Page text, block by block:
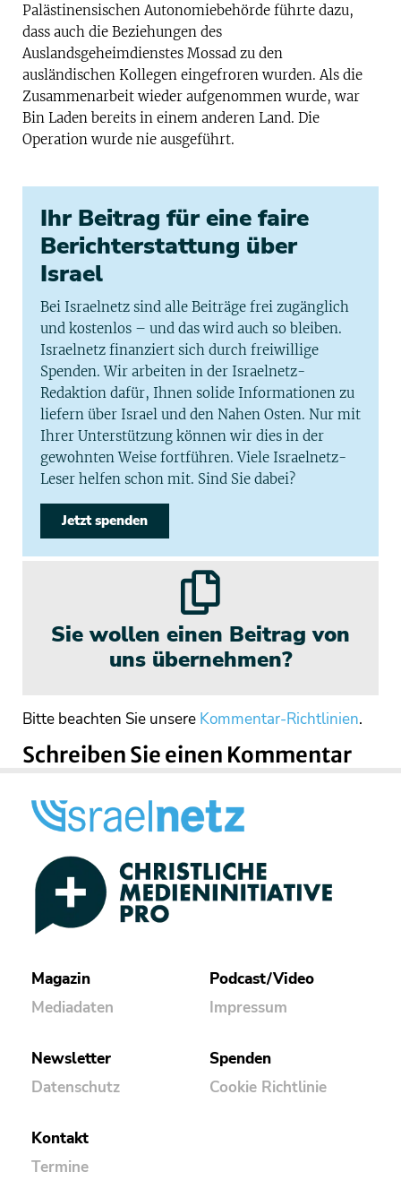
Palästinensischen Autonomiebehörde führte dazu,
dass auch die Beziehungen des
Auslandsgeheimdienstes Mossad zu den
ausländischen Kollegen eingefroren wurden. Als die
Zusammenarbeit wieder aufgenommen wurde, war
Bin Laden bereits in einem anderen Land. Die
Operation wurde nie ausgeführt.
Ihr Beitrag für eine faire
Berichterstattung über
Israel
Bei Israelnetz sind alle Beiträge frei zugänglich
und kostenlos – und das wird auch so bleiben.
Israelnetz finanziert sich durch freiwillige
Spenden. Wir arbeiten in der Israelnetz-
Redaktion dafür, Ihnen solide Informationen zu
liefern über Israel und den Nahen Osten. Nur mit
Ihrer Unterstützung können wir dies in der
gewohnten Weise fortführen. Viele Israelnetz-
Leser helfen schon mit. Sind Sie dabei?
Jetzt spenden
Sie wollen einen Beitrag von
uns übernehmen?
Bitte beachten Sie unsere Kommentar-Richtlinien.
Schreiben Sie einen Kommentar
Magazin
Mediadaten
Podcast/Video
Impressum
Newsletter
Datenschutz
Spenden
Cookie Richtlinie
Kontakt
Termine